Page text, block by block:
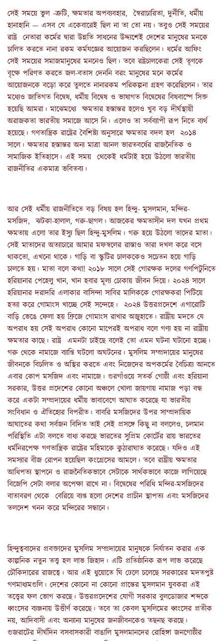
সেই সময়ে ভুল -ত্রুটি, ক্ষমতার অপব্যবহার, স্বৈরাচারিতা, দুর্নীতি, ধর্মীয়
হানাহানি — এসব যে একেবারেই ছিল না তা তো নয়। তবুও সেই সময়ের
রাষ্ট্র নেতারা কর্মের দ্বারা উন্নতি সাধনের উদ্দ্যশেই দেশের মানুষের মনকে
চালিত করতে নানা রকম কর্মযজ্ঞের আয়োজন করছিলেন। ধর্মের আফিং
সেই সময়ের সমাজমানুষের মননেও ছিল। তবে রষ্ট্রচালকেরা সেই তৃণকে
বৃক্ষে পরিণত করতে জল-বতাস দেননি বরং মানুষের মনে কর্মের
আয়োজনকে বড়ো করে তুলতে নানারকম পরিকল্পনা গ্রহণ করেছিলেন। তার
মধ্যেও জাতিগত বিদ্বেষ, ধর্মীয় বিদ্বেষ ও ভাষাগত বিদ্বেষের বিষবাষ্পে সিক্ত
হয়েছি আমরা। মাঝেমধ্যে ক্ষমতার হস্তান্তর হলেও খুব বড় দীর্ঘস্থায়ী
অরাজকতা ভারতীয় সমাজে আসে নি। এলেও তা সর্বব্যাপী রূপ নিতে ব্যর্থ
হয়েছে। গণতান্ত্রিক রাষ্ট্রের বৈশিষ্ট্য অনুসারে ক্ষমতার বদল হল ২০১৪
সালে। ক্ষমতার হস্তান্তর অন্য মাত্রা আনল ভারতবর্ষের রাজনৈতিক ও
সামাজিক ইতিহাসে। এই সময় থেকেই ধর্মটাই হয়ে উঠলো ভারতীয়
রাজনীতির একমাত্র ভবিতব্য।
আর সেই ধর্মীয় রাজনীতিতে বড় বিষয় হল হিন্দু- মুসলমান, মন্দির-
মসজিদ, ঝটকা-হালাল, গরু-ছাগল। আজকের ক্ষমতাসীন দল যখন প্রথম
ক্ষমতায় এলো তার ইস্যু ছিল হিন্দু-মুসলিম। গরু হয়ে উঠলো তাদের মাতা।
সেই মাতাদের অত্যাচারে আমার মফস্বলের রাস্তাও তারা দখল করে বসে
থাকতো, এখনো থাকে। গাড়ি বা স্কুটির চালককেও সচেতন হয়ে গাড়ি
চালতে হয়। মাতা বলে কথা! ২০১৮ সালে সেই গোরক্ষক দলের গণপিটুনিতে
হরিয়ানার পেহেলু খান, খান হবার মূল্য চোকায় জীবন দিয়ে। ২০২৪ সালে
হরিয়ানার দরাদরি এলাকার বাসিন্দা সাবির মালিককে গোরক্ষকরা পিটিয়ে
হত্যা করে গোমাংস খাচ্ছে সেই সন্দেহে। ২০২৪ উত্তরপ্রদেশে এগারোটি
বাড়ি ভেঙে ফেলা হয় ফ্রিজে গোমাংস রাখার অজুহাতে। রাষ্ট্রীয় মদতে যে
অপরাধ হয় সেই অপরাধ কোনো মাপেরই অপরাধ বলে গণ্য হয় না রাষ্ট্রীয়
ক্ষমতার কাছে। রাষ্ট্র এমনটা চাইছে বলেই তো এমন ঘটনা ঘটানো হচ্ছে।
গরু থেকে নামাজে ব্যাপ্তি ঘটলো অঘটনের। মুসলিম সম্প্রদায়ের মানুষের
জীবনকে বিচলিত ও অস্থির করতে এবং নিজেদের অপকর্মের বৈচিত্র্য আনতে
এবার কোপ মসজিদ এবং নামাজে। গুরগাঁওয়ে সতর্ক গোষ্ঠী এবং হরিয়ানা
সরকার, উত্তর প্রদেশের কোনো অঞ্চলে খোলা জায়গায় নামাজ পড়া বন্ধ
করে একটা সম্প্রদায়ের ধর্মীয় ভাবাবেগে আঘাত করেছে যা ভারতীয়
সংবিধান ও ঐতিহ্যের বিপরীত। বাবরি মসজিদের উপর সাম্প্রদায়িক
আঘাতের কথা সর্বজন বিদিত তাই সেই প্রসঙ্গে কিছু না বললেও, চলমান
পরিস্থিতি এটা বলতে বাধ্য করছে ভারতের সুপ্রিম কোর্টের রায় ভারতের
ধর্মনিরপেক্ষ গণতান্ত্রিক রাষ্ট্রের মহিমাকে কুঠারাঘাত করেছে। যদিও এই
সমস্যার বীজ রোপন হয়েছিল কংগ্রেসের আমলে। তবে রাষ্ট্রীয় ক্ষমতার
আধিপত্য স্থাপনে ও রাজনৈতিকভাবে সেটাকে সার্থকভাবে কাজে লাগিয়েছে
বিজেপি সেটা বলার অপেক্ষা রাখে না। বিদ্বেষের পরিধি মন্দির-মসজিদের
বাতাবরণ থেকে বেরিয়ে ব্যপ্ত হলো দেশের প্রাচীন স্থাপত্য এবং মসজিদের
তলদেশ খনন করে মন্দিরের সন্ধানে।
হিন্দুত্ববাদের প্রবক্তাদের মুসলিম সম্প্রদায়ের মানুষকে নির্যাতন করার এক
কাল্পনিক নতুন তত্ত্ব হল লাভ জিহাদ। এটি প্রতিষ্ঠানিক রূপ লাভ করেছে
চৌকিদারের রাজত্বে। আর এই ধুয়োতে ঘি ঢেলে চলেছে সরকারের মদতপুষ্ট
গণমাধ্যমগুলি। দেশের কোনো না কোনো প্রান্তের মুসলমান যুবকরা এই
তত্ত্বের ফল ভোগ করছে। উত্তরপ্রদেশের যোগী সরকার বুলডোজার শব্দকে
ধ্বংসের ব্যঞ্জনায় উত্তীর্ণ করেছে। তবে তা কেবল মুসলিমের ধ্বংসের প্রতীক
নয়, আদিবাসী এবং অন্যান্য মানুষের জনজীবনকেও তছনছ করছে।
গুজরাটের দীর্ঘদিন বসবাসকারী বাঙালি মুসলমানদের রোহিঙ্গা জনগোষ্ঠীর